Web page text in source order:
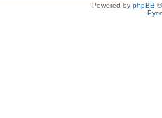
Powered by phpBB